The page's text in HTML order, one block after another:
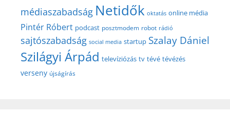
médiaszabadság Netidők oktatás online média
Pintér Róbert podcast posztmodem robot rádió
sajtószabadság social media startup Szalay Dániel
Szilágyi Árpád televíziózás tv tévé tévézés
verseny újságírás